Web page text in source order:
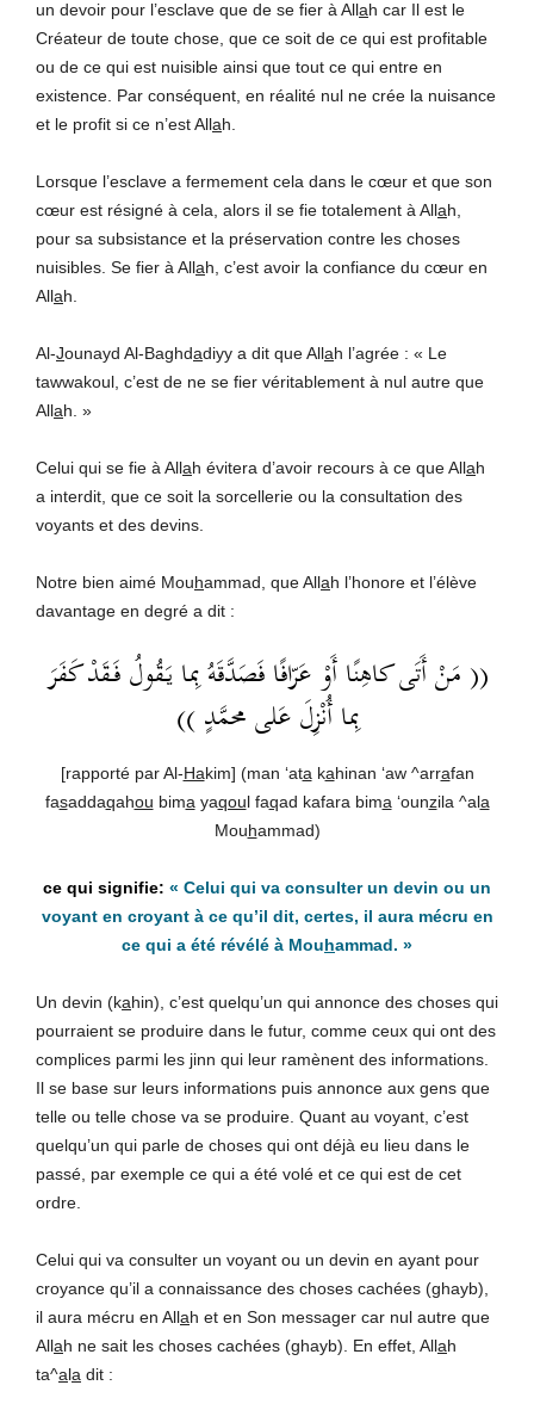
un devoir pour l’esclave que de se fier à Allah car Il est le
Créateur de toute chose, que ce soit de ce qui est profitable
ou de ce qui est nuisible ainsi que tout ce qui entre en
existence. Par conséquent, en réalité nul ne crée la nuisance
et le profit si ce n’est Allah.
Lorsque l’esclave a fermement cela dans le cœur et que son
cœur est résigné à cela, alors il se fie totalement à Allah,
pour sa subsistance et la préservation contre les choses
nuisibles. Se fier à Allah, c’est avoir la confiance du cœur en
Allah.
Al-Jounayd Al-Baghdadiyy a dit que Allah l’agrée : « Le
tawwakoul, c’est de ne se fier vérita­blement à nul autre que
Allah. »
Celui qui se fie à Allah évitera d’avoir recours à ce que Allah
a interdit, que ce soit la sorcellerie ou la consultation des
voyants et des devins.
Notre bien aimé Mouhammad, que Allah l’honore et l’élève
davantage en degré a dit :
(( مَنْ أَتَى كاهِنًا أَوْ عَرّافًا فَصَدَّقَهُ بِما يَقُولُ فَقَدْ كَفَرَ
بِما أُنْزِلَ عَلى محمَّدٍ ))
[rapporté par Al-Hakim] (man ‘ata kahinan ‘aw ^arrafan
fasaddaqahou bima yaqoul faqad kafara bima ‘ounzila ^ala
Mouhammad)
« Celui qui va consulter un devin ou un
voyant en croyant à ce qu’il dit, certes, il aura mécru en
ce qui a été révélé à Mouhammad. »
Un devin (kahin), c’est quelqu’un qui annonce des choses qui
pourraient se produire dans le futur, comme ceux qui ont des
complices parmi les jinn qui leur ramènent des informations.
Il se base sur leurs informations puis annonce aux gens que
telle ou telle chose va se produire. Quant au voyant, c’est
quelqu’un qui parle de choses qui ont déjà eu lieu dans le
passé, par exemple ce qui a été volé et ce qui est de cet
ordre.
Celui qui va consulter un voyant ou un devin en ayant pour
croyance qu’il a connaissance des choses cachées (ghayb),
il aura mécru en Allah et en Son messager car nul autre que
Allah ne sait les choses cachées (ghayb). En effet, Allah
ta^ala dit :